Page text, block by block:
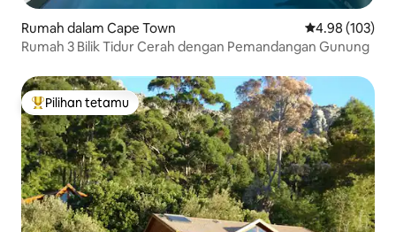
Rumah dalam Cape Town Penarafan
4.98 (103)
Rumah 3 Bilik Tidur Cerah dengan Pemandangan Gunung
Pilihan utama tetamu
Pilihan tetamu